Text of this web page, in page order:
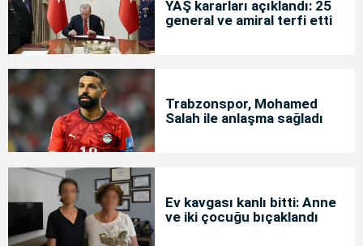
YAŞ kararları açıklandı: 25
general ve amiral terfi etti
Trabzonspor, Mohamed
Salah ile anlaşma sağladı
Ev kavgası kanlı bitti: Anne
ve iki çocuğu bıçaklandı